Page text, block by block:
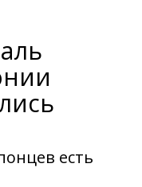
есть